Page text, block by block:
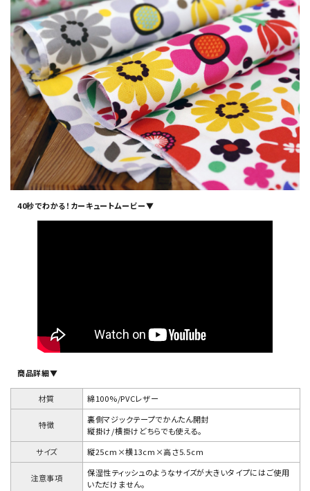
40秒でわかる！カーキュートムービー▼
商品詳細▼
材質 綿100%/PVCレザー
特徴
裏側マジックテープでかんたん開封
縦掛け/横掛けどちらでも使える。
サイズ
縦25cm×横13cm×高さ5.5cm
注意事項
保湿性ティッシュのようなサイズが大きいタイプにはご使用
いただけません。